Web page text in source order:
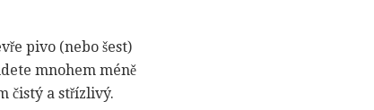
pivo (nebo šest)
mnohem méně
čistý a střízlivý.